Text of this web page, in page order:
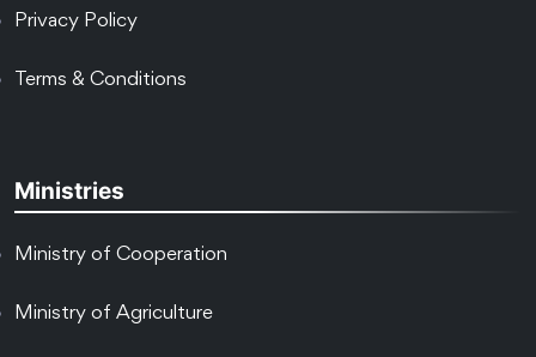
Privacy Policy
Terms & Conditions
Ministries
Ministry of Cooperation
Ministry of Agriculture